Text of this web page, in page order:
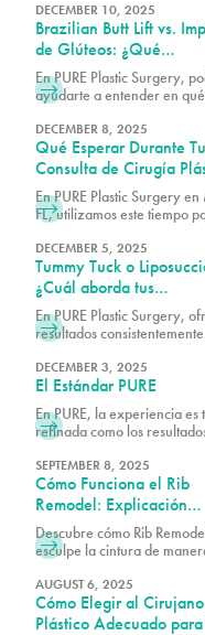
función de tus proporciones
naturales y tus objetivos
DECEMBER 10, 2025
Brazilian Butt Lift vs.
de Glúteos: ¿Qué
Procedimiento Es
para Ti?
En PURE Plastic Surgery,
ayudarte a entender en
que puedas tomar una
informada sobre cuál cirugía
adecuada para ti.
DECEMBER 8, 2025
Qué Esperar Durante Tu
Consulta de Cirugía
En PURE Plastic Surgery
FL, utilizamos este tiempo
tenga los detalles necesarios
de continuar.
DECEMBER 5, 2025
Tummy Tuck o
¿Cuál aborda tus
preocupaciones
En PURE Plastic Surgery,
resultados consistentemente
tiempo para comprender tus
necesidades y
antes de recomendar
procedimiento.
DECEMBER 3, 2025
El Estándar PURE
En PURE, la experiencia es
refinada como los
y atención experta en cada
SEPTEMBER 8, 2025
Cómo Funciona el Rib
Remodel: Explicación
Quirúrgica de Seguridad
Técnica
Descubre cómo Rib
esculpe la cintura de
Plastic Surgery Miami
a paso la técnica detrás de
innovador procedimiento.
AUGUST 6, 2025
Cómo Elegir al Cirujano
Plástico Adecuado para